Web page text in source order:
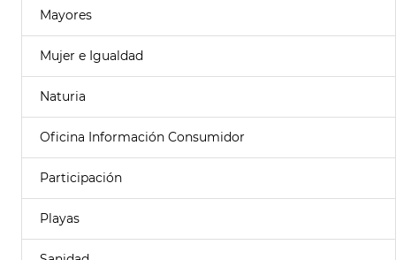
Mayores
Mujer e Igualdad
Naturia
Oficina Información Consumidor
Participación
Playas